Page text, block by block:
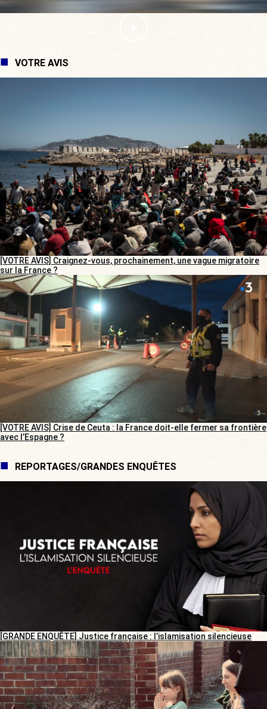
VOTRE AVIS
[VOTRE AVIS] Craignez-vous, prochainement, une vague migratoire
sur la France ?
[VOTRE AVIS] Crise de Ceuta : la France doit-elle fermer sa frontière
avec l’Espagne ?
REPORTAGES/GRANDES ENQUÊTES
[GRANDE ENQUÊTE] Justice française : l’islamisation silencieuse